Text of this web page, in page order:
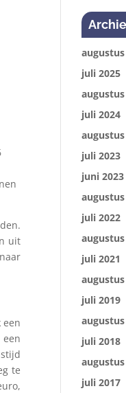
uit
een
te
juli 2025
juli 2024
juli 2023
juni 2023
juli 2022
augustus
juli 2021
juli 2019
juli 2018
juli 2017